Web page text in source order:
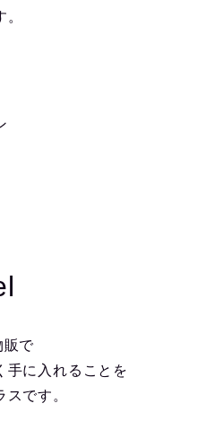
販で
手に入れることを
です。